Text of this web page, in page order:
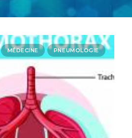
MÉDECINE PNEUMOLOGIE